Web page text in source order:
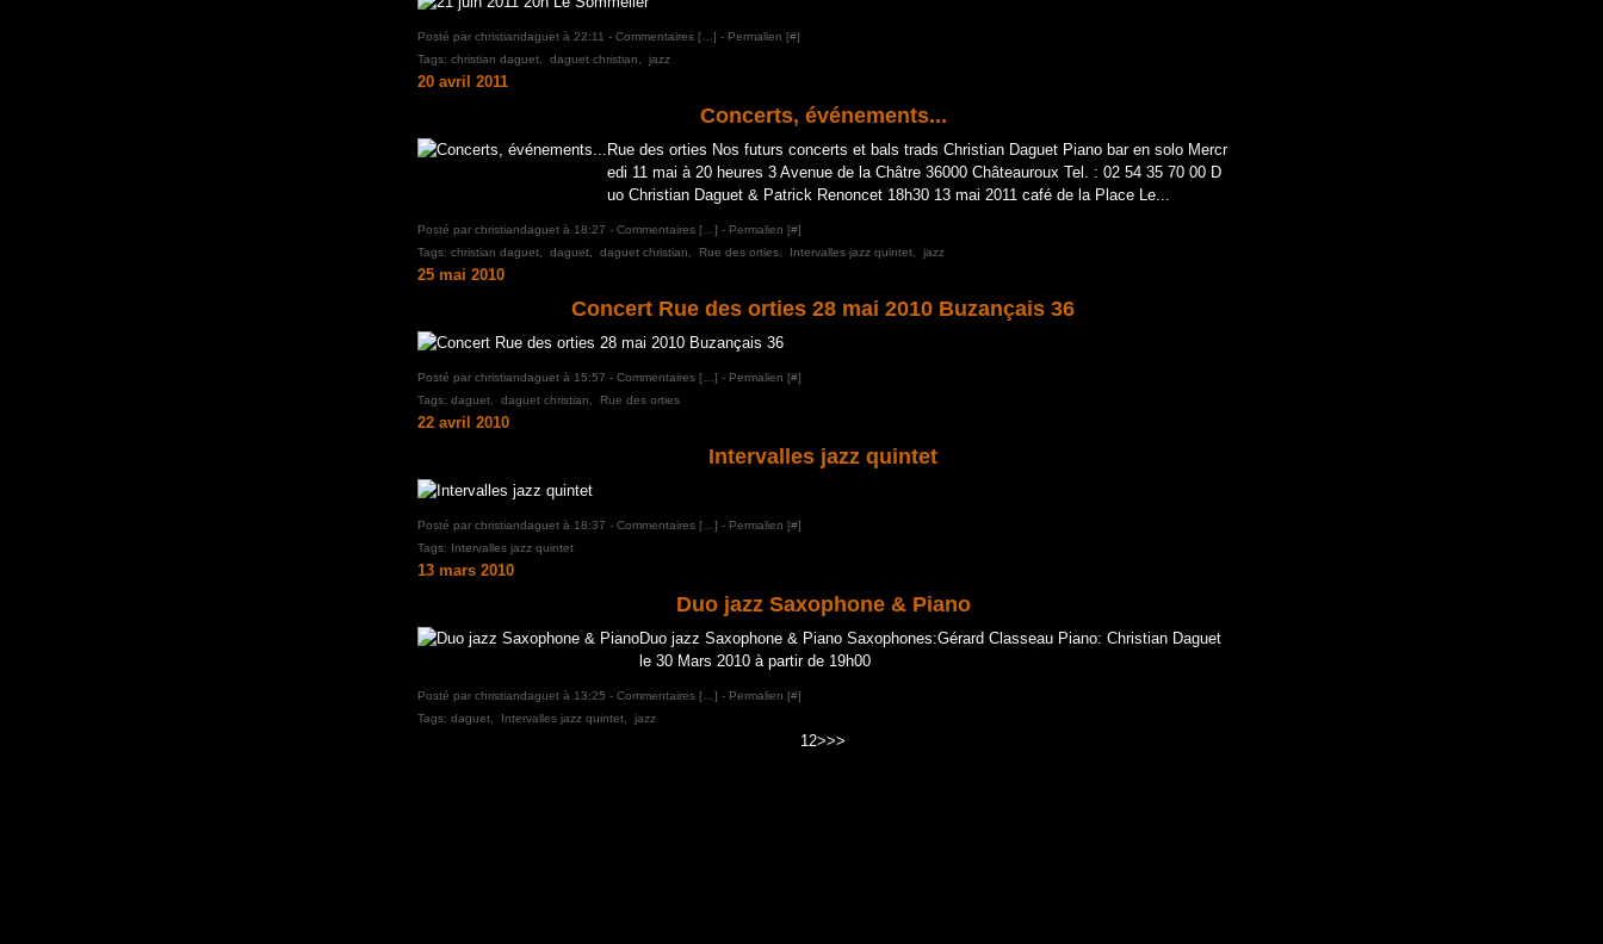
Posté par christiandaguet à 22:11 - Commentaires [ ] - Permalien [#]
Tags: christian daguet daguet christian jazz
20 avril 2011
Concerts, événements...
Rue des orties Nos futurs concerts et bals trads Christian Daguet Piano bar en solo Mercr
edi 11 mai à 20 heures 3 Avenue de la Châtre 36000 Châteauroux Tel. : 02 54 35 70 00 D
uo Christian Daguet & Patrick Renoncet 18h30 13 mai 2011 café de la Place Le...
Posté par christiandaguet à 18:27 - Commentaires [ ] - Permalien [#]
Tags: christian daguet daguet daguet christian Rue des orties Intervalles jazz quintet jazz
25 mai 2010
Concert Rue des orties 28 mai 2010 Buzançais 36
Posté par christiandaguet à 15:57 - Commentaires [ ] - Permalien [#]
Tags: daguet daguet christian Rue des orties
22 avril 2010
Intervalles jazz quintet
Posté par christiandaguet à 18:37 - Commentaires [ ] - Permalien [#]
Tags: Intervalles jazz quintet
13 mars 2010
Duo jazz Saxophone & Piano
Duo jazz Saxophone & Piano Saxophones:Gérard Classeau Piano: Christian Daguet
le 30 Mars 2010 à partir de 19h00
Posté par christiandaguet à 13:25 - Commentaires [ ] - Permalien [#]
Tags: daguet Intervalles jazz quintet jazz
12>>>